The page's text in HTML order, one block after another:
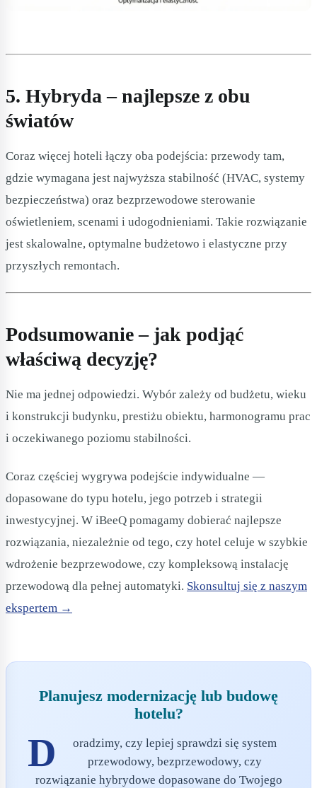
5. Hybryda – najlepsze z obu
światów
Coraz więcej hoteli łączy oba podejścia: przewody tam,
gdzie wymagana jest najwyższa stabilność (HVAC, systemy
bezpieczeństwa) oraz bezprzewodowe sterowanie
oświetleniem, scenami i udogodnieniami. Takie rozwiązanie
jest skalowalne, optymalne budżetowo i elastyczne przy
przyszłych remontach.
Podsumowanie – jak podjąć
właściwą decyzję?
Nie ma jednej odpowiedzi. Wybór zależy od budżetu, wieku
i konstrukcji budynku, prestiżu obiektu, harmonogramu prac
i oczekiwanego poziomu stabilności.
Coraz częściej wygrywa podejście indywidualne —
dopasowane do typu hotelu, jego potrzeb i strategii
inwestycyjnej. W iBeeQ pomagamy dobierać najlepsze
rozwiązania, niezależnie od tego, czy hotel celuje w szybkie
wdrożenie bezprzewodowe, czy kompleksową instalację
przewodową dla pełnej automatyki. Skonsultuj się z naszym
ekspertem →
Planujesz modernizację lub budowę
hotelu?
D
oradzimy, czy lepiej sprawdzi się system
przewodowy, bezprzewodowy, czy
rozwiązanie hybrydowe dopasowane do Twojego